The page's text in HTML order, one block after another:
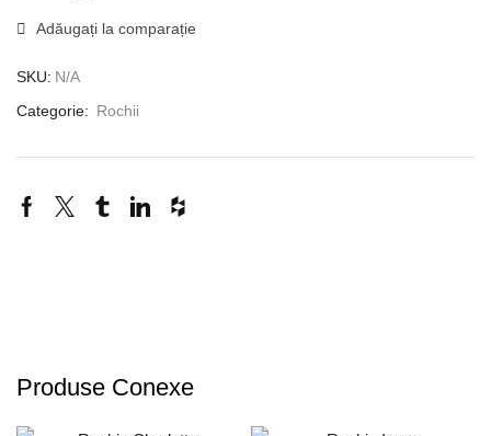
Adăugați la comparație
SKU: N/A
Categorie: Rochii
Produse Conexe